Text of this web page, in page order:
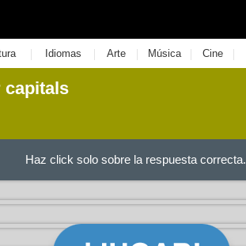
| Idiomas | Arte | Música | Cine |
capitals
Haz click solo sobre la respuesta correcta.